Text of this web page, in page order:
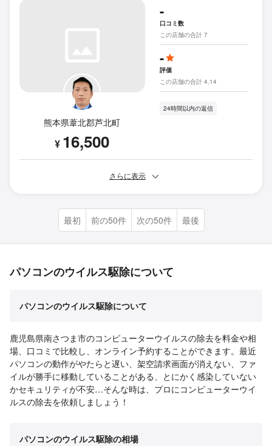
熊本県葦北郡芦北町
¥ 16,500
-
口コミ数
この店舗の合計 7
-
評価
この店舗の合計 4.14
24時間以内の返信
さらに表示
最初 前の50件 次の50件 最後
パソコンのウイルス駆除について
パソコンのウイルス駆除について
鹿児島県南さつま市のコンピューターウイルスの除去を料金や相
場、口コミで比較し、オンライン予約することができます。最近
パソコンの動作がやたらと遅い、架空請求画面が消えない、ファ
イルが勝手に移動していることがある、とにかく感染していない
かセキュリティが不安…そんな時は、プロにコンピューターウイ
ルスの除去を依頼しましょう！
パソコンのウイルス駆除の相場